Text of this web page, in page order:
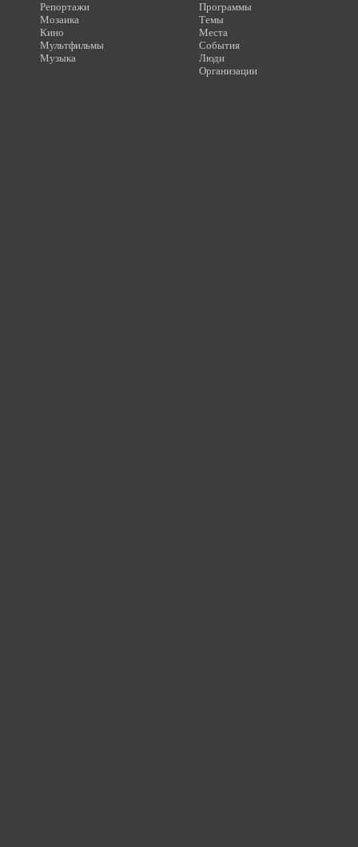
Репортажи
Мозаика
Кино
Мультфильмы
Музыка
Программы
Темы
Места
События
Люди
Организации